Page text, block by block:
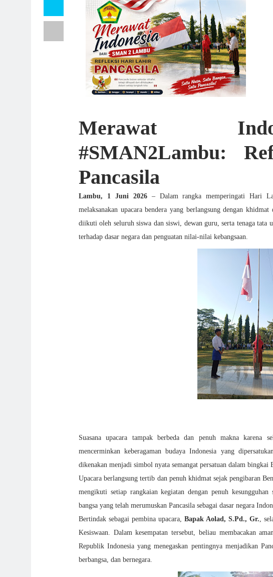
Merawat
#SMAN2Lambu:
Pancasila
Lambu, 1 Juni 2026– Dalam rangka memperingati Hari
melaksanakan upacara bendera yang berlangsung dengan
diikuti oleh seluruh siswa dan siswi, dewan guru, serta tenaga tata
terhadap dasar negara dan penguatan nilai-nilai kebangsaan.
Suasana upacara tampak berbeda dan penuh makna karena
mencerminkan keberagaman budaya Indonesia yang
dikenakan menjadi simbol nyata semangat persatuan dalam bingkai
Upacara berlangsung tertib dan penuh khidmat sejak pengibaran
mengikuti setiap rangkaian kegiatan dengan penuh
bangsa yang telah merumuskan Pancasila sebagai dasar negara
Bertindak sebagai pembina upacara, Bapak Aolad, S.Pd., Gr.,
Kesiswaan. Dalam kesempatan tersebut, beliau membacakan
Republik Indonesia yang menegaskan pentingnya menjadikan
berbangsa, dan bernegara.